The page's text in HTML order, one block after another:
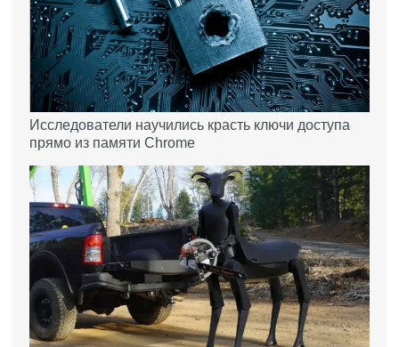
Исследователи научились красть ключи доступа
прямо из памяти Chrome